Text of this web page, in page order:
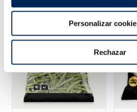
Personalizar
Rechazar